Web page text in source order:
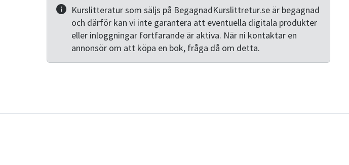
Kurslitteratur som säljs på BegagnadKurslittretur.se är begagnad
och därför kan vi inte garantera att eventuella digitala produkter
eller inloggningar fortfarande är aktiva. När ni kontaktar en
annonsör om att köpa en bok, fråga då om detta.